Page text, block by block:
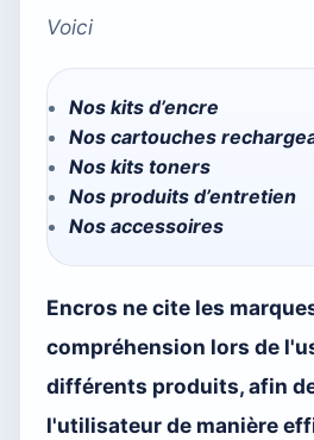
Voici
Nos kits d’encre
Nos cartouches
Nos kits toners
Nos produits d’entretien
Nos accessoires
Encros ne cite les
compréhension lors de
différents produits, afin
l'utilisateur de manière